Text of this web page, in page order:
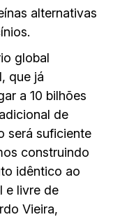
alternativas
global
que já
a 10 bilhões
de
será suficiente
construindo
idêntico ao
e livre de
Vieira,